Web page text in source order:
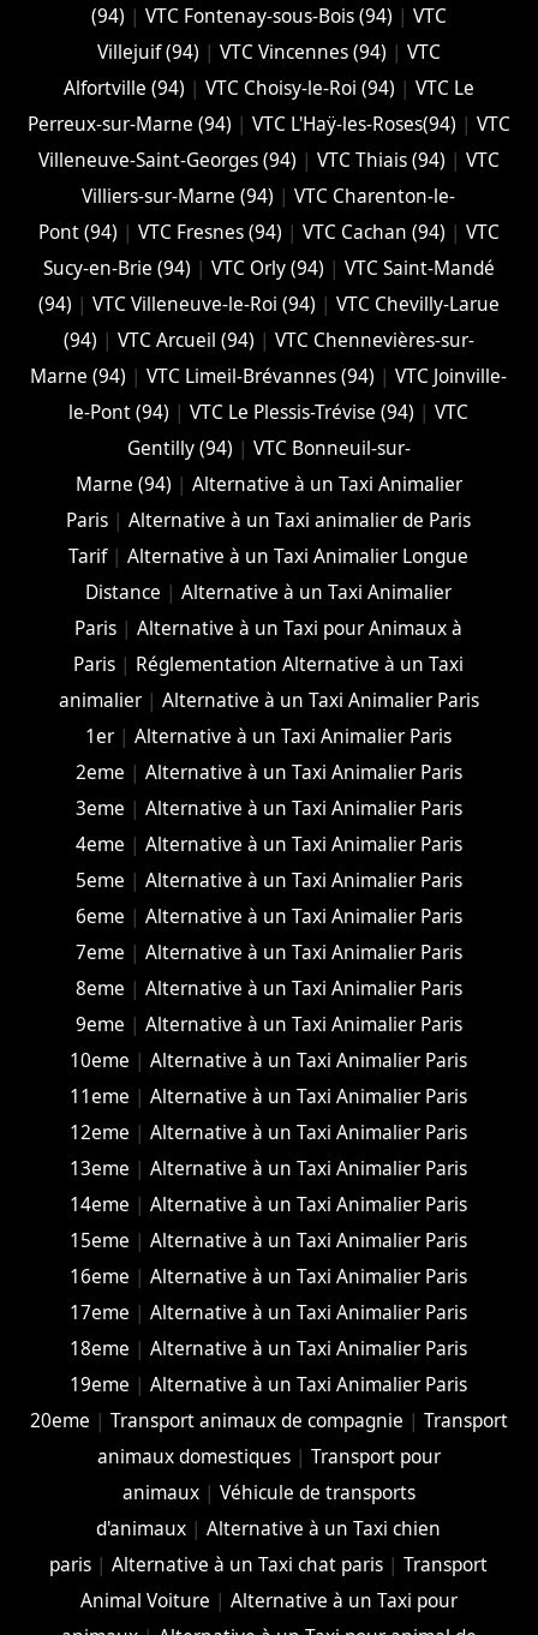
(94) | VTC Fontenay-sous-Bois (94) | VTC
Villejuif (94) | VTC Vincennes (94) | VTC
Alfortville (94) | VTC Choisy-le-Roi (94) | VTC Le
Perreux-sur-Marne (94) | VTC L'Haÿ-les-Roses(94) | VTC
Villeneuve-Saint-Georges (94) | VTC Thiais (94) | VTC
Villiers-sur-Marne (94) |VTC Charenton-le-
Pont (94) | VTC Fresnes (94) | VTC Cachan (94) | VTC
Sucy-en-Brie (94) | VTC Orly (94) | VTC Saint-Mandé
(94) | VTC Villeneuve-le-Roi (94) | VTC Chevilly-Larue
(94) | VTC Arcueil (94) | VTC Chennevières-sur-
Marne (94) |VTC Limeil-Brévannes (94) |VTC Joinville-
le-Pont (94) |VTC Le Plessis-Trévise (94) |VTC
Gentilly (94) | VTC Bonneuil-sur-
Marne (94) | Alternative à un Taxi Animalier
Paris |Alternative à un Taxi animalier de Paris
Tarif|Alternative à un Taxi Animalier Longue
Distance |Alternative à un Taxi Animalier
Paris |Alternative à un Taxi pour Animaux à
Paris | Réglementation Alternative à un Taxi
animalier| Alternative à un Taxi Animalier Paris
1er |Alternative à un Taxi Animalier Paris
2eme | Alternative à un Taxi Animalier Paris
3eme | Alternative à un Taxi Animalier Paris
4eme | Alternative à un Taxi Animalier Paris
5eme | Alternative à un Taxi Animalier Paris
6eme | Alternative à un Taxi Animalier Paris
7eme | Alternative à un Taxi Animalier Paris
8eme | Alternative à un Taxi Animalier Paris
9eme | Alternative à un Taxi Animalier Paris
10eme |Alternative à un Taxi Animalier Paris
11eme |Alternative à un Taxi Animalier Paris
12eme |Alternative à un Taxi Animalier Paris
13eme |Alternative à un Taxi Animalier Paris
14eme |Alternative à un Taxi Animalier Paris
15eme |Alternative à un Taxi Animalier Paris
16eme |Alternative à un Taxi Animalier Paris
17eme |Alternative à un Taxi Animalier Paris
18eme |Alternative à un Taxi Animalier Paris
19eme |Alternative à un Taxi Animalier Paris
20eme | Transport animaux de compagnie | Transport
animaux domestiques| Transport pour
animaux| Véhicule de transports
d'animaux |Alternative à un Taxi chien
paris |Alternative à un Taxi chat paris |Transport
Animal Voiture | Alternative à un Taxi pour